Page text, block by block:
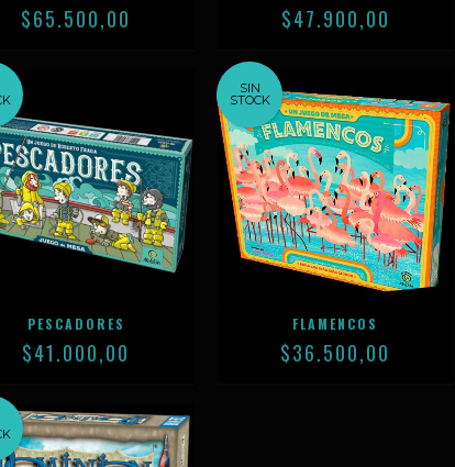
$65.500,00 $47.900,00
PESCADORES
$41.000,00
SIN
STOCK
FLAMENCOS
$36.500,00